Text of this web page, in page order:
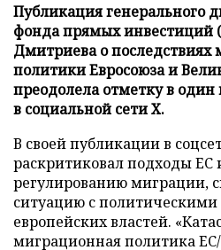
Публикация генерального
фонда прямых
Дмитриева о последствиях
политики Евросоюза и
преодолела отметку в
в социальной сети X.
В своей публикации в
раскритиковал подходы ЕС
регулированию миграции,
ситуацию с
европейских властей.
миграционная политика